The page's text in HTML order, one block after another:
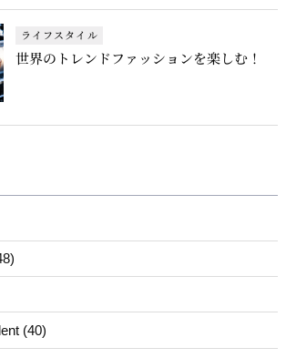
ライフスタイル
世界のトレンドファッションを楽しむ！
(40)